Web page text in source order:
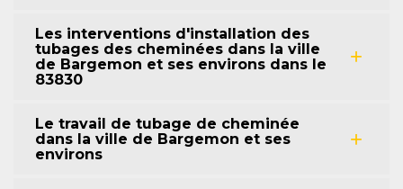
Les interventions d'installation des
tubages des cheminées dans la ville
de Bargemon et ses environs dans le
83830
Le travail de tubage de cheminée
dans la ville de Bargemon et ses
environs